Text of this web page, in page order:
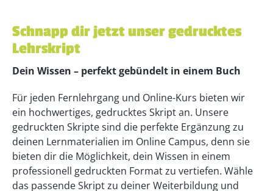
Schnapp dir jetzt unser gedrucktes
Lehrskript
Dein Wissen – perfekt gebündelt in einem Buch
Für jeden Fernlehrgang und Online-Kurs bieten wir
ein hochwertiges, gedrucktes Skript an. Unsere
gedruckten Skripte sind die perfekte Ergänzung zu
deinen Lernmaterialien im Online Campus, denn sie
bieten dir die Möglichkeit, dein Wissen in einem
professionell gedruckten Format zu vertiefen. Wähle
das passende Skript zu deiner Weiterbildung und